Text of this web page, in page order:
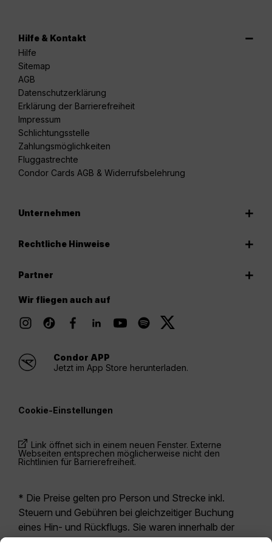
Hilfe & Kontakt
Hilfe
Sitemap
AGB
Datenschutzerklärung
Erklärung der Barrierefreiheit
Impressum
Schlichtungsstelle
Zahlungsmöglichkeiten
Fluggastrechte
Condor Cards AGB & Widerrufsbelehrung
Unternehmen
Rechtliche Hinweise
Partner
Wir fliegen auch auf
Condor APP
Jetzt im App Store herunterladen.
Cookie-Einstellungen
Link öffnet sich in einem neuen Fenster. Externe
Webseiten entsprechen möglicherweise nicht den
Richtlinien für Barrierefreiheit.
* Die Preise gelten pro Person und Strecke inkl.
Steuern und Gebühren bei gleichzeitiger Buchung
eines Hin- und Rückflugs. Sie waren innerhalb der